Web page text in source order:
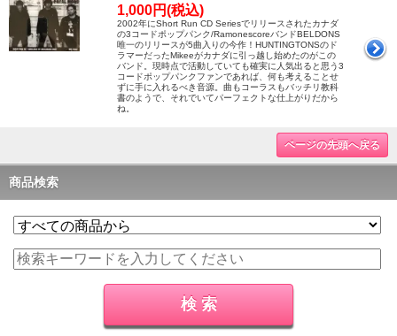
1,000円(税込)
2002年にShort Run CD Seriesでリリースされたカナダ
の3コードポップパンク/RamonescoreバンドBELDONS
唯一のリリースが5曲入りの今作！HUNTINGTONSのド
ラマーだったMikeeがカナダに引っ越し始めたのがこの
バンド。現時点で活動していても確実に人気出ると思う3
コードポップパンクファンであれば、何も考えることせ
ずに手に入れるべき音源。曲もコーラスもバッチリ教科
書のようで、それでいてパーフェクトな仕上がりだから
ね。
ページの先頭へ戻る
商品検索